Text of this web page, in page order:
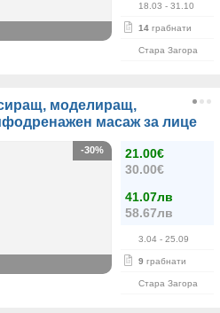
18.03 - 31.10
14 грабнати
Стара Загора
моделиращ,
масаж за лице
21.00€
30.00€
41.07лв
58.67лв
3.04 - 25.09
9 грабнати
Стара Загора
-30%